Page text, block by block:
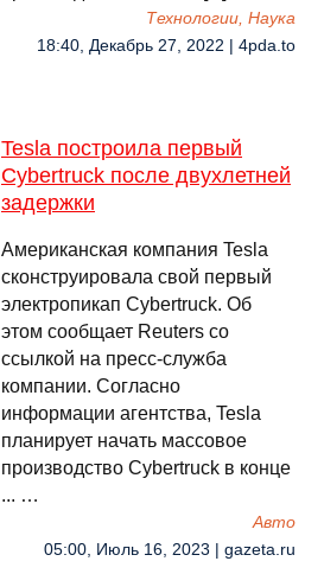
Технологии, Наука
18:40, Декабрь 27, 2022 | 4pda.to
Tesla построила первый
Cybertruck после двухлетней
задержки
Американская компания Tesla
сконструировала свой первый
электропикап Cybertruck. Об
этом сообщает Reuters со
ссылкой на пресс-служба
компании. Согласно
информации агентства, Tesla
планирует начать массовое
производство Cybertruck в конце
... …
Авто
05:00, Июль 16, 2023 | gazeta.ru